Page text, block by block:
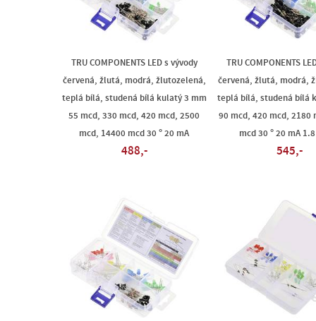
TRU COMPONENTS LED s vývody
červená, žlutá, modrá, žlutozelená,
teplá bílá, studená bílá kulatý 3 mm
55 mcd, 330 mcd, 420 mcd, 2500
mcd, 14400 mcd 30 ° 20 mA
488,-
TRU COMPONENTS
červená, žlutá, modrá,
teplá bílá, studená bílá
90 mcd, 420 mcd, 2180
mcd 30 ° 20 mA
545,-